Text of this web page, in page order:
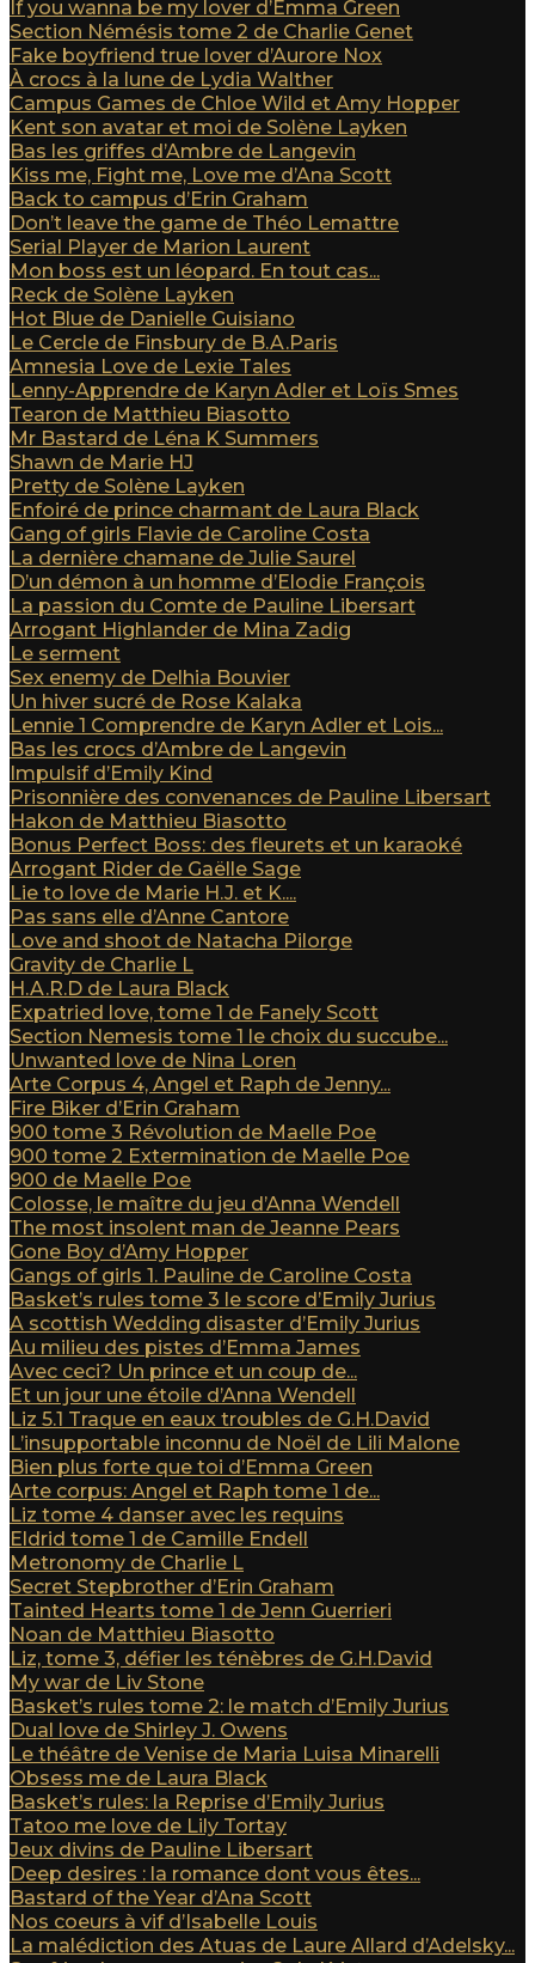
If you wanna be my lover d’Emma Green
Section Némésis tome 2 de Charlie Genet
Fake boyfriend true lover d’Aurore Nox
À crocs à la lune de Lydia Walther
Campus Games de Chloe Wild et Amy Hopper
Kent son avatar et moi de Solène Layken
Bas les griffes d’Ambre de Langevin
Kiss me, Fight me, Love me d’Ana Scott
Back to campus d’Erin Graham
Don’t leave the game de Théo Lemattre
Serial Player de Marion Laurent
Mon boss est un léopard. En tout cas...
Reck de Solène Layken
Hot Blue de Danielle Guisiano
Le Cercle de Finsbury de B.A.Paris
Amnesia Love de Lexie Tales
Lenny-Apprendre de Karyn Adler et Loïs Smes
Tearon de Matthieu Biasotto
Mr Bastard de Léna K Summers
Shawn de Marie HJ
Pretty de Solène Layken
Enfoiré de prince charmant de Laura Black
Gang of girls Flavie de Caroline Costa
La dernière chamane de Julie Saurel
D’un démon à un homme d’Elodie François
La passion du Comte de Pauline Libersart
Arrogant Highlander de Mina Zadig
Le serment
Sex enemy de Delhia Bouvier
Un hiver sucré de Rose Kalaka
Lennie 1 Comprendre de Karyn Adler et Lois...
Bas les crocs d’Ambre de Langevin
Impulsif d’Emily Kind
Prisonnière des convenances de Pauline Libersart
Hakon de Matthieu Biasotto
Bonus Perfect Boss: des fleurets et un karaoké
Arrogant Rider de Gaëlle Sage
Lie to love de Marie H.J. et K....
Pas sans elle d’Anne Cantore
Love and shoot de Natacha Pilorge
Gravity de Charlie L
H.A.R.D de Laura Black
Expatried love, tome 1 de Fanely Scott
Section Nemesis tome 1 le choix du succube...
Unwanted love de Nina Loren
Arte Corpus 4, Angel et Raph de Jenny...
Fire Biker d’Erin Graham
900 tome 3 Révolution de Maelle Poe
900 tome 2 Extermination de Maelle Poe
900 de Maelle Poe
Colosse, le maître du jeu d’Anna Wendell
The most insolent man de Jeanne Pears
Gone Boy d’Amy Hopper
Gangs of girls 1. Pauline de Caroline Costa
Basket’s rules tome 3 le score d’Emily Jurius
A scottish Wedding disaster d’Emily Jurius
Au milieu des pistes d’Emma James
Avec ceci? Un prince et un coup de...
Et un jour une étoile d’Anna Wendell
Liz 5.1 Traque en eaux troubles de G.H.David
L’insupportable inconnu de Noël de Lili Malone
Bien plus forte que toi d’Emma Green
Arte corpus: Angel et Raph tome 1 de...
Liz tome 4 danser avec les requins
Eldrid tome 1 de Camille Endell
Metronomy de Charlie L
Secret Stepbrother d’Erin Graham
Tainted Hearts tome 1 de Jenn Guerrieri
Noan de Matthieu Biasotto
Liz, tome 3, défier les ténèbres de G.H.David
My war de Liv Stone
Basket’s rules tome 2: le match d’Emily Jurius
Dual love de Shirley J. Owens
Le théâtre de Venise de Maria Luisa Minarelli
Obsess me de Laura Black
Basket’s rules: la Reprise d’Emily Jurius
Tatoo me love de Lily Tortay
Jeux divins de Pauline Libersart
Deep desires : la romance dont vous êtes...
Bastard of the Year d’Ana Scott
Nos coeurs à vif d’Isabelle Louis
La malédiction des Atuas de Laure Allard d’Adelsky...